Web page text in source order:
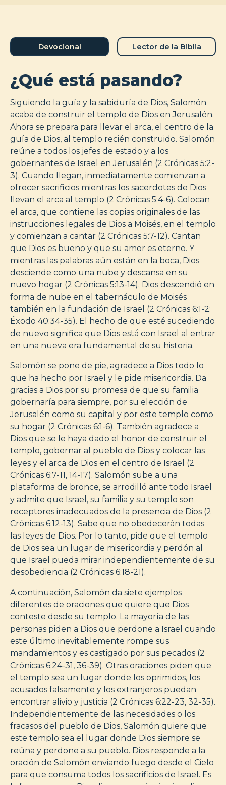
Devocional Lector de la Biblia
¿Qué está pasando?
Siguiendo la guía y la sabiduría de Dios, Salomón
acaba de construir el templo de Dios en Jerusalén.
Ahora se prepara para llevar el arca, el centro de la
guía de Dios, al templo recién construido. Salomón
reúne a todos los jefes de estado y a los
gobernantes de Israel en Jerusalén (2 Crónicas 5:2-
3). Cuando llegan, inmediatamente comienzan a
ofrecer sacrificios mientras los sacerdotes de Dios
llevan el arca al templo (2 Crónicas 5:4-6). Colocan
el arca, que contiene las copias originales de las
instrucciones legales de Dios a Moisés, en el templo
y comienzan a cantar (2 Crónicas 5:7-12). Cantan
que Dios es bueno y que su amor es eterno. Y
mientras las palabras aún están en la boca, Dios
desciende como una nube y descansa en su
nuevo hogar (2 Crónicas 5:13-14). Dios descendió en
forma de nube en el tabernáculo de Moisés
también en la fundación de Israel (2 Crónicas 6:1-2;
Éxodo 40:34-35). El hecho de que esté sucediendo
de nuevo significa que Dios está con Israel al entrar
en una nueva era fundamental de su historia.
Salomón se pone de pie, agradece a Dios todo lo
que ha hecho por Israel y le pide misericordia. Da
gracias a Dios por su promesa de que su familia
gobernaría para siempre, por su elección de
Jerusalén como su capital y por este templo como
su hogar (2 Crónicas 6:1-6). También agradece a
Dios que se le haya dado el honor de construir el
templo, gobernar al pueblo de Dios y colocar las
leyes y el arca de Dios en el centro de Israel (2
Crónicas 6:7-11, 14-17). Salomón sube a una
plataforma de bronce, se arrodilló ante todo Israel
y admite que Israel, su familia y su templo son
receptores inadecuados de la presencia de Dios (2
Crónicas 6:12-13). Sabe que no obedecerán todas
las leyes de Dios. Por lo tanto, pide que el templo
de Dios sea un lugar de misericordia y perdón al
que Israel pueda mirar independientemente de su
desobediencia (2 Crónicas 6:18-21).
A continuación, Salomón da siete ejemplos
diferentes de oraciones que quiere que Dios
conteste desde su templo. La mayoría de las
personas piden a Dios que perdone a Israel cuando
este último inevitablemente rompe sus
mandamientos y es castigado por sus pecados (2
Crónicas 6:24-31, 36-39). Otras oraciones piden que
el templo sea un lugar donde los oprimidos, los
acusados falsamente y los extranjeros puedan
encontrar alivio y justicia (2 Crónicas 6:22-23, 32-35).
Independientemente de las necesidades o los
fracasos del pueblo de Dios, Salomón quiere que
este templo sea el lugar donde Dios siempre se
reúna y perdone a su pueblo. Dios responde a la
oración de Salomón enviando fuego desde el Cielo
para que consuma todos los sacrificios de Israel. Es